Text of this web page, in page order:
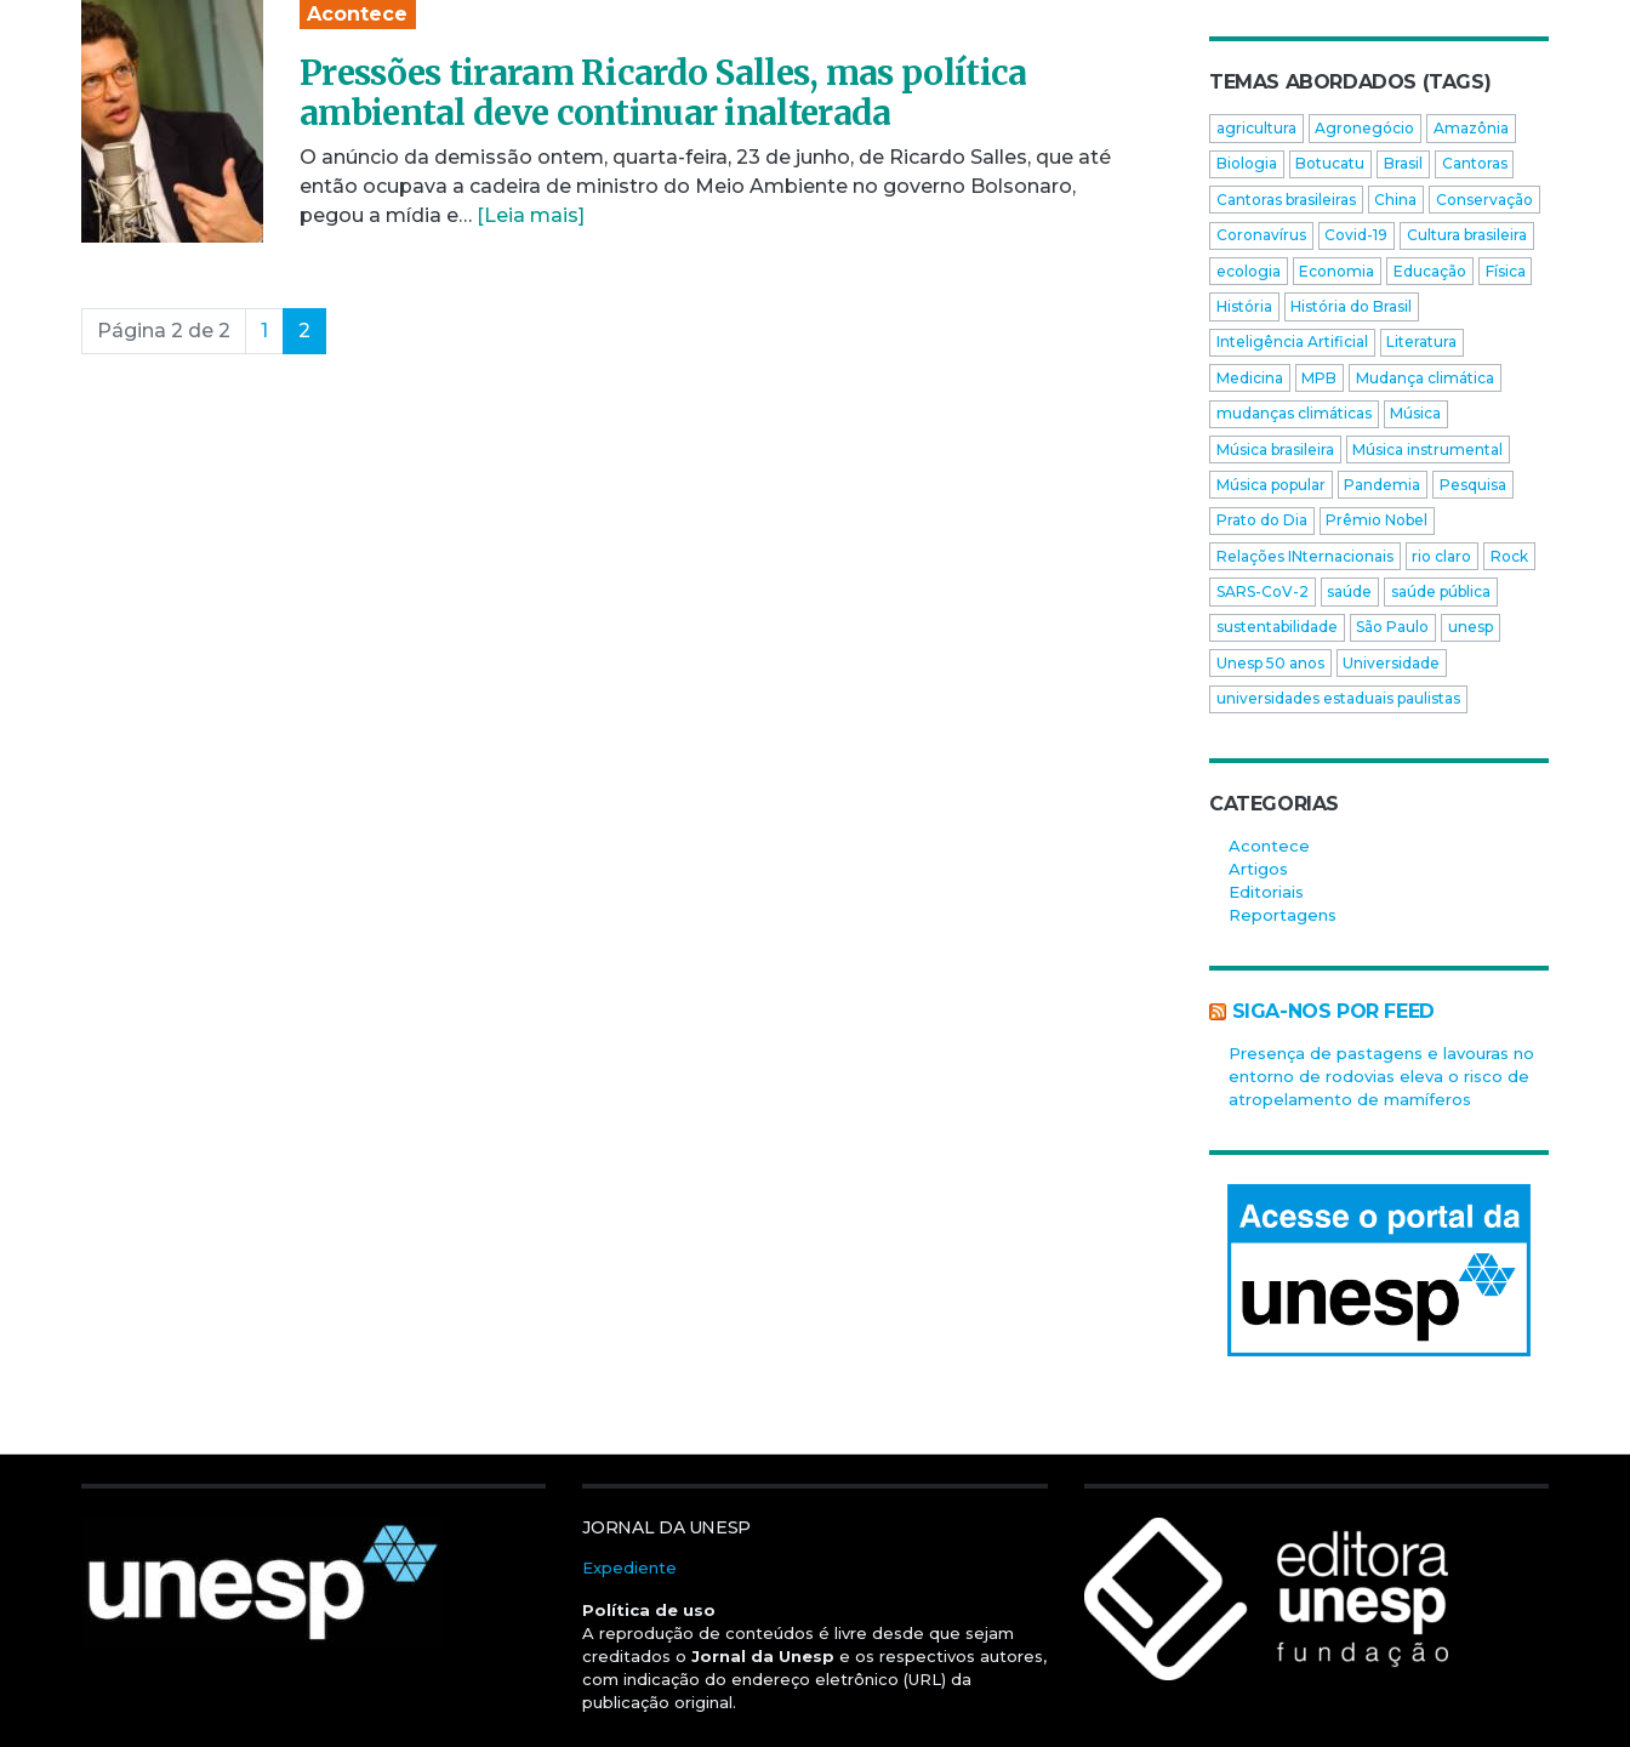
Acontece
Pressões tiraram Ricardo Salles, mas política
ambiental deve continuar inalterada
O anúncio da demissão ontem, quarta-feira, 23 de junho, de Ricardo Salles, que até
então ocupava a cadeira de ministro do Meio Ambiente no governo Bolsonaro,
pegou a mídia e… [Leia mais]
Página 2 de 2 1 2
TEMAS ABORDADOS (TAGS)
agricultura Agronegócio
Amazônia
Biologia
Botucatu Brasil
Cantoras
Cantoras brasileiras
China
Conservação
Coronavírus
Covid-19
Cultura brasileira
ecologia
Economia Educação
Física
História
História do Brasil
Inteligência Artificial
Literatura
Medicina
MPB
Mudança climática
mudanças climáticas
Música
Música brasileira
Música instrumental
Música popular
Pandemia
Pesquisa
Prato do Dia
Prêmio Nobel
Relações INternacionais
rio claro
Rock
SARS-CoV-2
saúde
saúde pública
sustentabilidade
São Paulo
unesp
Unesp 50 anos
Universidade
universidades estaduais paulistas
CATEGORIAS
Acontece
Artigos
Editoriais
Reportagens
SIGA-NOS POR FEED
Presença de pastagens e lavouras no
entorno de rodovias eleva o risco de
atropelamento de mamíferos
JORNAL DA UNESP
Expediente
Política de uso
A reprodução de conteúdos é livre desde que sejam
creditados oJornal da Unesp e os respectivos autores,
com indicação do endereço eletrônico (URL) da
publicação original.